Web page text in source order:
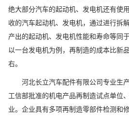
绝大部分汽车的起动机、发电机还有使
收的汽车起动机、发电机，通过进行拆
产出的起动机、发电机性能和寿命等同
以一台发电机为例，再制造的成本比新
右。
河北长立汽车配件有限公司专业生
工信部批准的机电产品再制造试点单位
业。企业具有多项再制造零部件检测和